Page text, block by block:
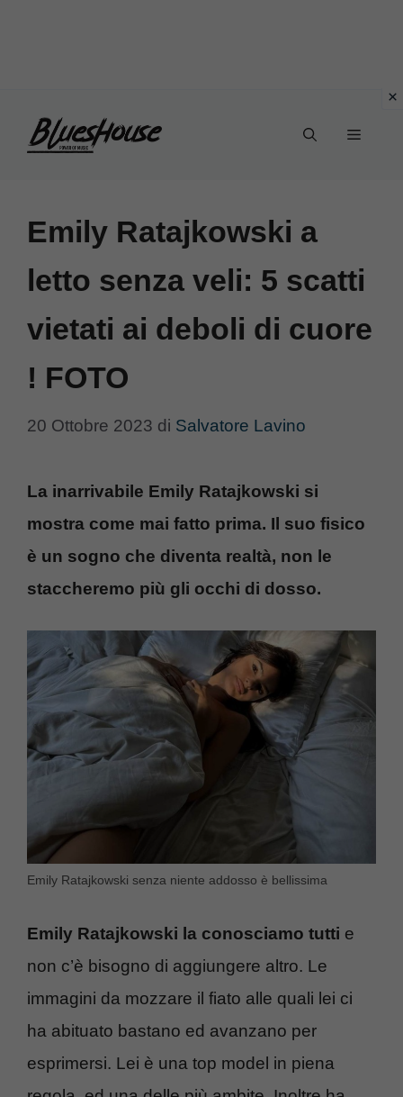
Menu
Emily Ratajkowski a
letto senza veli: 5 scatti
vietati ai deboli di cuore
! FOTO
20 Ottobre 2023 di Salvatore Lavino
La inarrivabile Emily Ratajkowski si
mostra come mai fatto prima. Il suo fisico
è un sogno che diventa realtà, non le
staccheremo più gli occhi di dosso.
Emily Ratajkowski senza niente addosso è bellissima
Emily Ratajkowski la conosciamo tutti e
non c’è bisogno di aggiungere altro. Le
immagini da mozzare il fiato alle quali lei ci
ha abituato bastano ed avanzano per
esprimersi. Lei è una top model in piena